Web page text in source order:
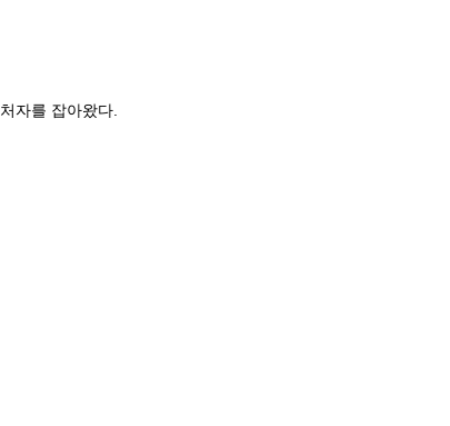
자를 잡아왔다.